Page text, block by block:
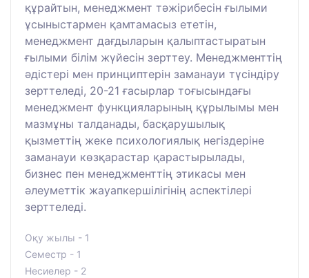
құрайтын, менеджмент тәжірибесін ғылыми
ұсыныстармен қамтамасыз ететін,
менеджмент дағдыларын қалыптастыратын
ғылыми білім жүйесін зерттеу. Менеджменттің
әдістері мен принциптерін заманауи түсіндіру
зерттеледі, 20-21 ғасырлар тоғысындағы
менеджмент функцияларының құрылымы мен
мазмұны талданады, басқарушылық
қызметтің жеке психологиялық негіздеріне
заманауи көзқарастар қарастырылады,
бизнес пен менеджменттің этикасы мен
әлеуметтік жауапкершілігінің аспектілері
зерттеледі.
Оқу жылы - 1
Семестр - 1
Несиелер - 2